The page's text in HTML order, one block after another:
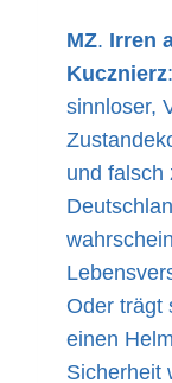
MZ. Irren
Kucznierz
sinnloser,
und falsch
Oder trägt
einen
Sicherheit